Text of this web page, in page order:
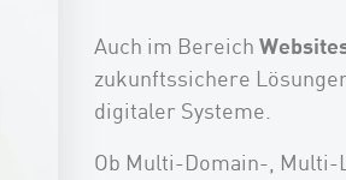
Auch im Bereich
zukunftssichere
digitaler Systeme.
Ob Multi-Domain-,